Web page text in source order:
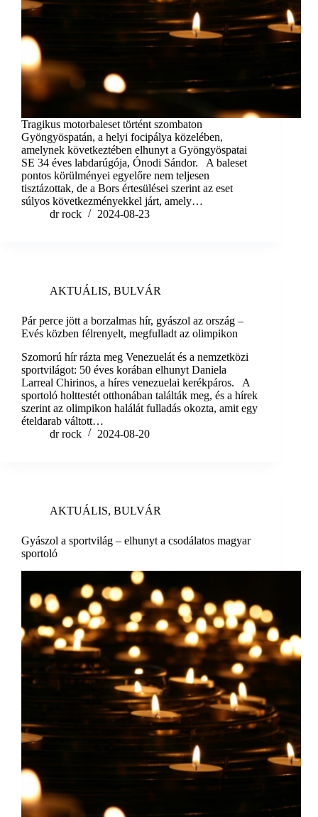
Tragikus motorbaleset történt szombaton
Gyöngyöspatán, a helyi focipálya közelében,
amelynek következtében elhunyt a Gyöngyöspatai
SE 34 éves labdarúgója, Ónodi Sándor. A baleset
pontos körülményei egyelőre nem teljesen
tisztázottak, de a Bors értesülései szerint az eset
súlyos következményekkel járt, amely…
dr rock
2024-08-23
AKTUÁLIS, BULVÁR
Pár perce jött a borzalmas hír, gyászol az ország –
Evés közben félrenyelt, megfulladt az olimpikon
Szomorú hír rázta meg Venezuelát és a nemzetközi
sportvilágot: 50 éves korában elhunyt Daniela
Larreal Chirinos, a híres venezuelai kerékpáros. A
sportoló holttestét otthonában találták meg, és a hírek
szerint az olimpikon halálát fulladás okozta, amit egy
ételdarab váltott…
dr rock
2024-08-20
AKTUÁLIS, BULVÁR
Gyászol a sportvilág – elhunyt a csodálatos magyar
sportoló